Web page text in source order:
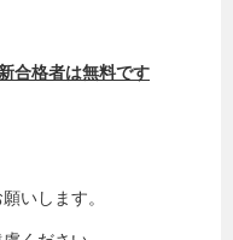
新合格者は無料です
いします。